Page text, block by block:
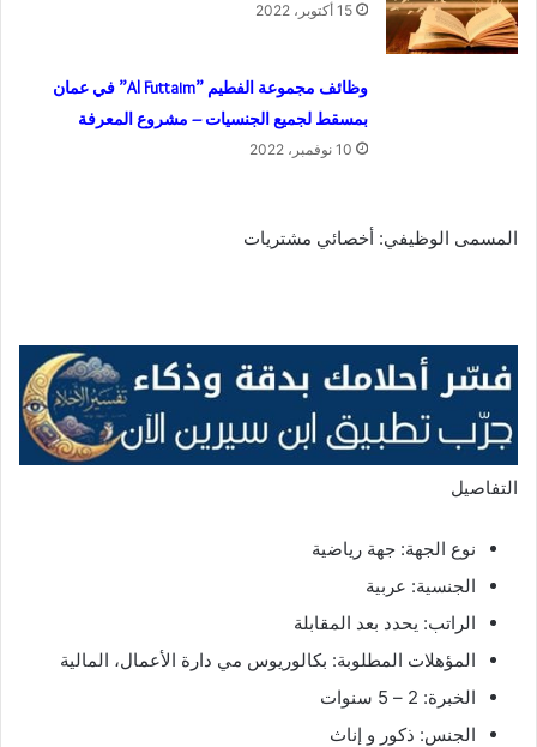
15 أكتوبر، 2022
وظائف مجموعة الفطيم ”Al Futtaim” في عمان
بمسقط لجميع الجنسيات – مشروع المعرفة
10 نوفمبر، 2022
المسمى الوظيفي: أخصائي مشتريات
التفاصيل
نوع الجهة: جهة رياضية
الجنسية: عربية
الراتب: يحدد بعد المقابلة
المؤهلات المطلوبة: بكالوريوس مي دارة الأعمال، المالية
الخبرة: 2 – 5 سنوات
الجنس: ذكور و إناث